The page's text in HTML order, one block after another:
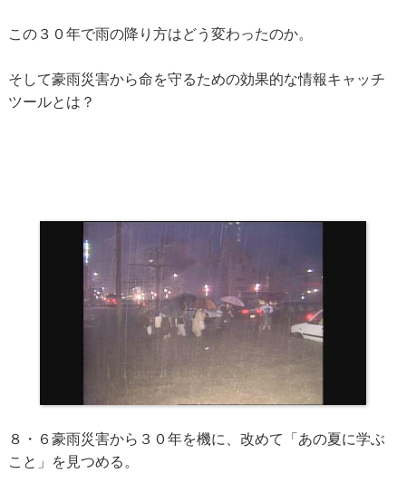
この３０年で雨の降り方はどう変わったのか。
そして豪雨災害から命を守るための効果的な情報キャッチ
ツールとは？
８・６豪雨災害から３０年を機に、改めて「あの夏に学ぶ
こと」を見つめる。